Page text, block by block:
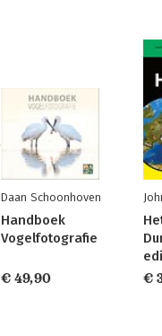
Daan Schoonhoven
Handboek
Vogelfotografie
€ 49,90
€